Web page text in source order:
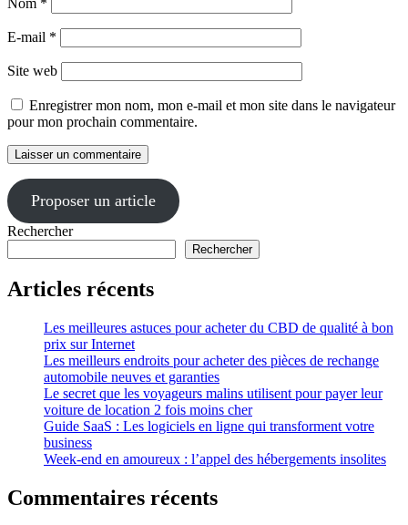
Nom *
E-mail *
Site web
Enregistrer mon nom, mon e-mail et mon site dans le navigateur
pour mon prochain commentaire.
Proposer un article
Rechercher
Rechercher
Articles récents
Les meilleures astuces pour acheter du CBD de qualité à bon
prix sur Internet
Les meilleurs endroits pour acheter des pièces de rechange
automobile neuves et garanties
Le secret que les voyageurs malins utilisent pour payer leur
voiture de location 2 fois moins cher
Guide SaaS : Les logiciels en ligne qui transforment votre
business
Week-end en amoureux : l’appel des hébergements insolites
Commentaires récents